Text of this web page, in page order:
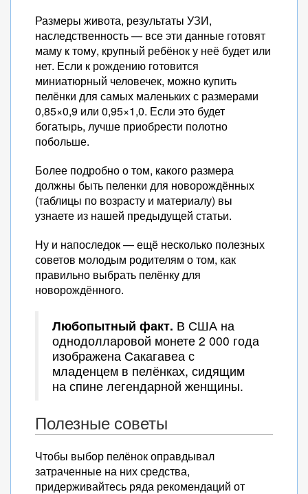
Размеры живота, результаты УЗИ,
наследственность — все эти данные готовят
маму к тому, крупный ребёнок у неё будет или
нет. Если к рождению готовится
миниатюрный человечек, можно купить
пелёнки для самых маленьких с размерами
0,85×0,9 или 0,95×1,0. Если это будет
богатырь, лучше приобрести полотно
побольше.
Более подробно о том, какого размера
должны быть пеленки для новорождённых
(таблицы по возрасту и материалу) вы
узнаете из нашей предыдущей статьи.
Ну и напоследок — ещё несколько полезных
советов молодым родителям о том, как
правильно выбрать пелёнку для
новорождённого.
Любопытный факт. В США на
однодолларовой монете 2 000 года
изображена Сакагавеа с
младенцем в пелёнках, сидящим
на спине легендарной женщины.
Полезные советы
Чтобы выбор пелёнок оправдывал
затраченные на них средства,
придерживайтесь ряда рекомендаций от